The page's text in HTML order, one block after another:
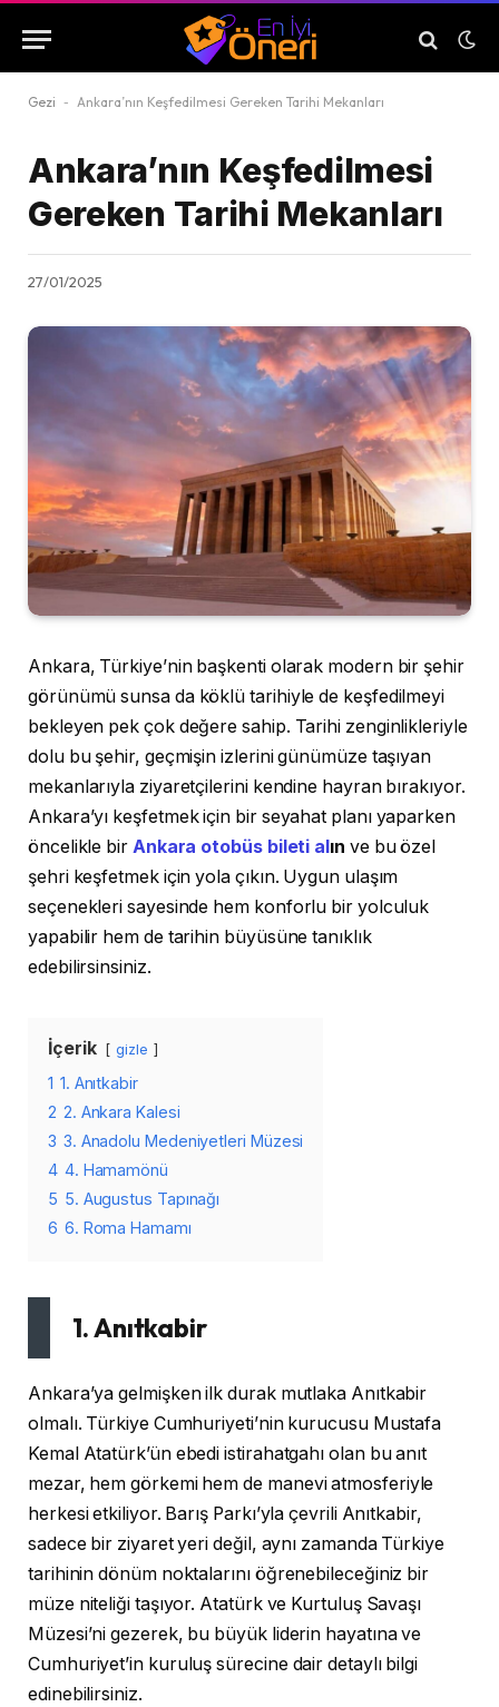
Gezi - Ankara’nın Keşfedilmesi Gereken Tarihi Mekanları
Ankara’nın Keşfedilmesi
Gereken Tarihi Mekanları
27/01/2025
Ankara, Türkiye’nin başkenti olarak modern bir şehir
görünümü sunsa da köklü tarihiyle de keşfedilmeyi
bekleyen pek çok değere sahip. Tarihi zenginlikleriyle
dolu bu şehir, geçmişin izlerini günümüze taşıyan
mekanlarıyla ziyaretçilerini kendine hayran bırakıyor.
Ankara’yı keşfetmek için bir seyahat planı yaparken
öncelikle bir Ankara otobüs bileti alın ve bu özel
şehri keşfetmek için yola çıkın. Uygun ulaşım
seçenekleri sayesinde hem konforlu bir yolculuk
yapabilir hem de tarihin büyüsüne tanıklık
edebilirsinsiniz.
İçerik gizle
1 1. Anıtkabir
2 2. Ankara Kalesi
3 3. Anadolu Medeniyetleri Müzesi
4 4. Hamamönü
5 5. Augustus Tapınağı
6 6. Roma Hamamı
1. Anıtkabir
Ankara’ya gelmişken ilk durak mutlaka Anıtkabir
olmalı. Türkiye Cumhuriyeti’nin kurucusu Mustafa
Kemal Atatürk’ün ebedi istirahatgahı olan bu anıt
mezar, hem görkemi hem de manevi atmosferiyle
herkesi etkiliyor. Barış Parkı’yla çevrili Anıtkabir,
sadece bir ziyaret yeri değil, aynı zamanda Türkiye
tarihinin dönüm noktalarını öğrenebileceğiniz bir
müze niteliği taşıyor. Atatürk ve Kurtuluş Savaşı
Müzesi’ni gezerek, bu büyük liderin hayatına ve
Cumhuriyet’in kuruluş sürecine dair detaylı bilgi
edinebilirsiniz.